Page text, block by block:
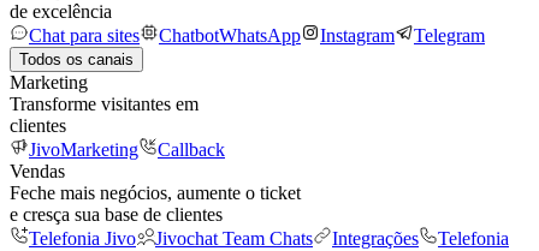
de excelência
Chat para sites
ChatbotWhatsApp Instagram Telegram
Todos os canais
Marketing
Transforme visitantes em
clientes
JivoMarketing
Callback
Vendas
Feche mais negócios, aumente o ticket
e cresça sua base de clientes
Telefonia Jivo
Jivochat Team Chats Integrações
Telefonia